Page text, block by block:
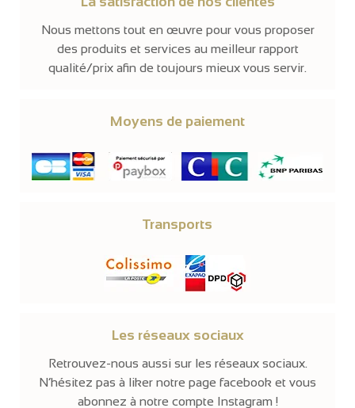
Nous mettons tout en œuvre pour vous proposer
des produits et services au meilleur rapport
qualité/prix afin de toujours mieux vous servir.
Moyens de paiement
Transports
Les réseaux sociaux
Retrouvez-nous aussi sur les réseaux sociaux.
N’hésitez pas à liker notre page facebook et vous
abonnez à notre compte Instagram !